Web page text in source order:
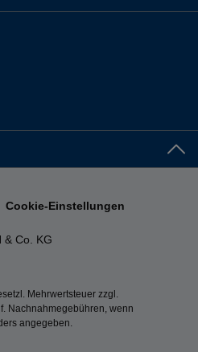
& Co. KG
Cookie-Einstellungen
Mehrwertsteuer zzgl.
Nachnahmegebühren, wenn
angegeben.